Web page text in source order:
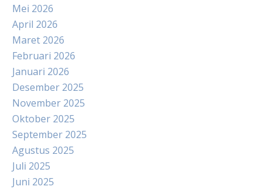
Mei 2026
April 2026
Maret 2026
Februari 2026
Januari 2026
Desember 2025
November 2025
Oktober 2025
September 2025
Agustus 2025
Juli 2025
Juni 2025